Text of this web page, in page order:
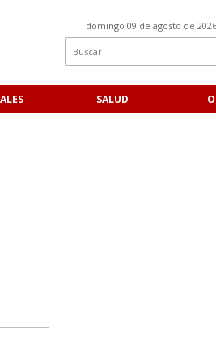
domingo 09 de agosto de 2026
SALUD